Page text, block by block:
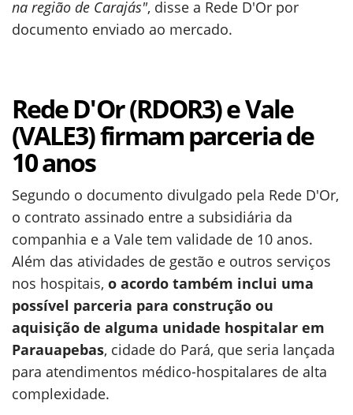
na região de Carajás", disse a Rede D'Or por
documento enviado ao mercado.
Rede D'Or (RDOR3) e Vale
(VALE3) firmam parceria de
10 anos
Segundo o documento divulgado pela Rede D'Or,
o contrato assinado entre a subsidiária da
companhia e a Vale tem validade de 10 anos.
Além das atividades de gestão e outros serviços
nos hospitais, o acordo também inclui uma
possível parceria para construção ou
aquisição de alguma unidade hospitalar em
Parauapebas, cidade do Pará, que seria lançada
para atendimentos médico-hospitalares de alta
complexidade.